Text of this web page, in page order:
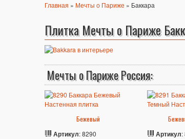
Главная » Мечты о Париже » Баккара
Плитка Мечты о Париже
Мечты о Париже Россия:
Бежевый
Артикул: 8290
Артикул: